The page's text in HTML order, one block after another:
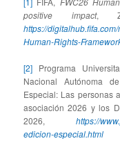
positive impact,
https://
Human-Rights-
[2] Programa
Nacional Autónoma
Especial: Las personas
asociación 2026 y los
2026, https://
edicion-especial.html